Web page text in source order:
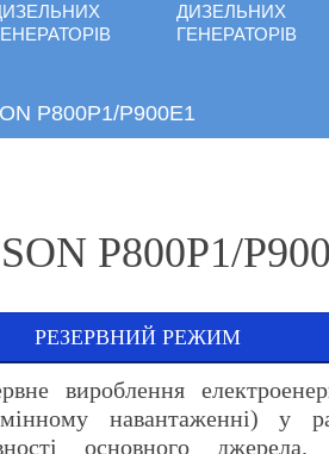
ДИЗЕЛЬНИХ
ГЕНЕРАТОРІВ
P800P1/P900E1
P800P1/
РЕЗЕРВНИЙ РЕЖИМ
вироблення
навантаженні) у
основного